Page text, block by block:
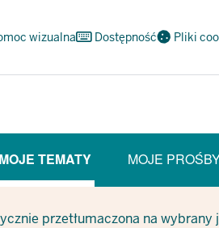
wizualna Dostępność Pliki
MOJE TEMATY
(CURRENT SECTION)
MOJE
przetłumaczona na